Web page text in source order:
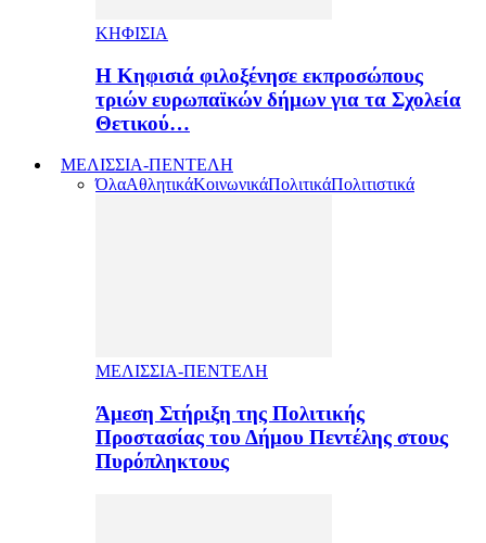
ΚΗΦΙΣΙΑ
H Κηφισιά φιλοξένησε εκπροσώπους
τριών ευρωπαϊκών δήμων για τα Σχολεία
Θετικού…
ΜΕΛΙΣΣΙΑ-ΠΕΝΤΕΛΗ
ΌλαΑθλητικάΚοινωνικάΠολιτικάΠολιτιστικά
ΜΕΛΙΣΣΙΑ-ΠΕΝΤΕΛΗ
Άμεση Στήριξη της Πολιτικής
Προστασίας του Δήμου Πεντέλης στους
Πυρόπληκτους